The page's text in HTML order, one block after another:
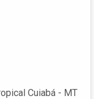
Cuiabá - MT